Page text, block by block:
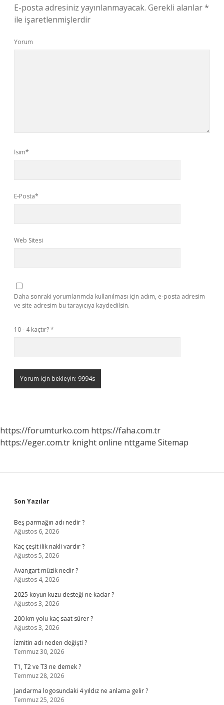
E-posta adresiniz yayınlanmayacak. Gerekli alanlar*
ile işaretlenmişlerdir
Yorum
İsim*
E-Posta*
Web Sitesi
Daha sonraki yorumlarımda kullanılması için adım, e-posta adresim
ve site adresim bu tarayıcıya kaydedilsin.
10 - 4 kaçtır?*
https://forumturko.com https://faha.com.tr
https://eger.com.tr knight online nttgame Sitemap
Sidebar
Son Yazılar
Beş parmağın adı nedir ?
Ağustos 6, 2026
Kaç çeşit ilik nakli vardır ?
Ağustos 5, 2026
Avangart müzik nedir ?
Ağustos 4, 2026
2025 koyun kuzu desteği ne kadar ?
Ağustos 3, 2026
200 km yolu kaç saat sürer ?
Ağustos 3, 2026
İzmitin adı neden değişti ?
Temmuz 30, 2026
T1, T2 ve T3 ne demek ?
Temmuz 28, 2026
Jandarma logosundaki 4 yıldız ne anlama gelir ?
Temmuz 25, 2026